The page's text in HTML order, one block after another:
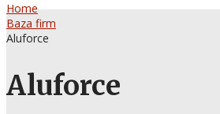
Home
Baza firm
Aluforce
Aluforce